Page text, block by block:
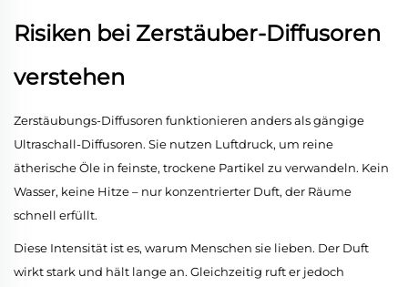
Risiken bei Zerstäuber-Diffusoren
verstehen
Zerstäubungs-Diffusoren funktionieren anders als gängige
Ultraschall-Diffusoren. Sie nutzen Luftdruck, um reine
ätherische Öle in feinste, trockene Partikel zu verwandeln. Kein
Wasser, keine Hitze – nur konzentrierter Duft, der Räume
schnell erfüllt.
Diese Intensität ist es, warum Menschen sie lieben. Der Duft
wirkt stark und hält lange an. Gleichzeitig ruft er jedoch